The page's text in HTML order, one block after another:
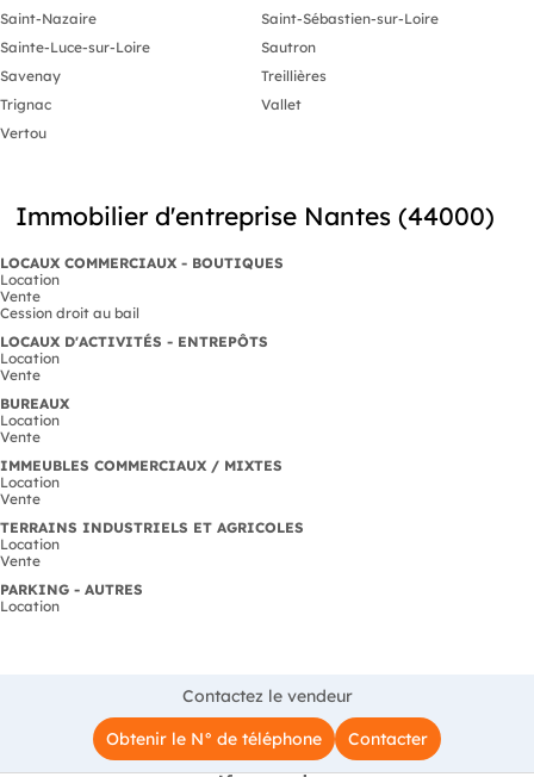
Saint-Nazaire
Saint-Sébastien-sur-Loire
Sainte-Luce-sur-Loire
Sautron
Savenay
Treillières
Trignac
Vallet
Vertou
Immobilier d'entreprise Nantes (44000)
LOCAUX COMMERCIAUX - BOUTIQUES
Location
Vente
Cession droit au bail
LOCAUX D'ACTIVITÉS - ENTREPÔTS
Location
Vente
BUREAUX
Location
Vente
IMMEUBLES COMMERCIAUX / MIXTES
Location
Vente
TERRAINS INDUSTRIELS ET AGRICOLES
Location
Vente
PARKING - AUTRES
Location
Contactez le vendeur
Obtenir le N° de téléphone
Contacter